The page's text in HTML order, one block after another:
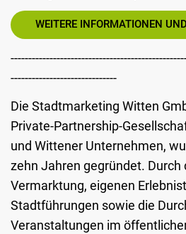
WEITERE INFORMATIONEN
------------------------------
Die Stadtmarketing Witten
Private-Partnership-
und Wittener Unternehmen,
zehn Jahren gegründet. Durch
Vermarktung, eigenen
Stadtführungen sowie die
Veranstaltungen im